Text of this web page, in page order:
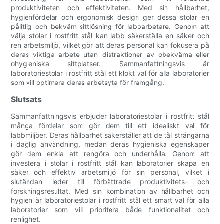
produktiviteten och effektiviteten. Med sin hållbarhet,
hygienfördelar och ergonomisk design ger dessa stolar en
pålitlig och bekväm sittlösning för labbarbetare. Genom att
välja stolar i rostfritt stål kan labb säkerställa en säker och
ren arbetsmiljö, vilket gör att deras personal kan fokusera på
deras viktiga arbete utan distraktioner av obekväma eller
ohygieniska sittplatser. Sammanfattningsvis är
laboratoriestolar i rostfritt stål ett klokt val för alla laboratorier
som vill optimera deras arbetsyta för framgång.
Slutsats
Sammanfattningsvis erbjuder laboratoriestolar i rostfritt stål
många fördelar som gör dem till ett idealiskt val för
labbmiljöer. Deras hållbarhet säkerställer att de tål strängarna
i daglig användning, medan deras hygieniska egenskaper
gör dem enkla att rengöra och underhålla. Genom att
investera i stolar i rostfritt stål kan laboratorier skapa en
säker och effektiv arbetsmiljö för sin personal, vilket i
slutändan leder till förbättrade produktivitets- och
forskningsresultat. Med sin kombination av hållbarhet och
hygien är laboratoriestolar i rostfritt stål ett smart val för alla
laboratorier som vill prioritera både funktionalitet och
renlighet.